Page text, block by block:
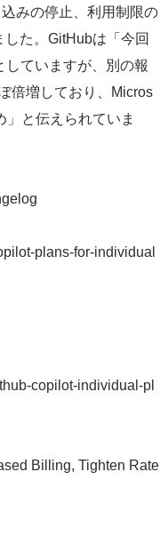
みの停止、利用制限の
た。GitHubは「今回
ていますが、別の報
倍増しており、Micros
と伝えられていま
plans-for-individual
copilot-individual-pl
Billing, Tighten Rate